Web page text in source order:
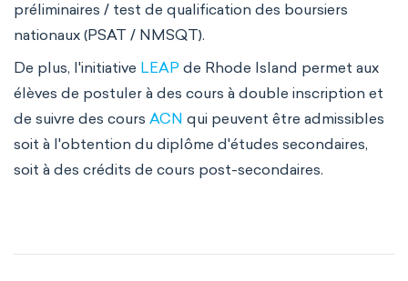
préliminaires / test de qualification des boursiers
nationaux (PSAT / NMSQT).
De plus, l'initiative LEAP de Rhode Island permet aux
élèves de postuler à des cours à double inscription et
de suivre des cours ACN qui peuvent être admissibles
soit à l'obtention du diplôme d'études secondaires,
soit à des crédits de cours post-secondaires.